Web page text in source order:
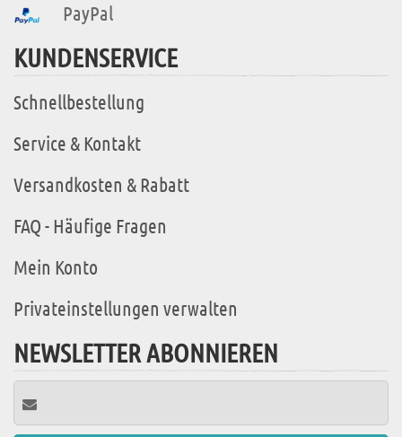
PayPal
KUNDENSERVICE
Schnellbestellung
Service & Kontakt
Versandkosten & Rabatt
FAQ - Häufige Fragen
Mein Konto
Privateinstellungen verwalten
NEWSLETTER ABONNIEREN